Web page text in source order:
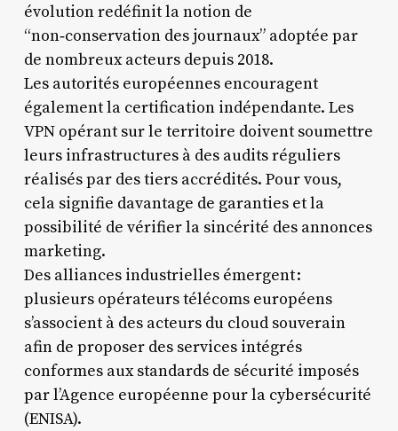
évolution redéfinit la notion de
“non‑conservation des journaux” adoptée par
de nombreux acteurs depuis 2018.
Les autorités européennes encouragent
également la certification indépendante. Les
VPN opérant sur le territoire doivent soumettre
leurs infrastructures à des audits réguliers
réalisés par des tiers accrédités. Pour vous,
cela signifie davantage de garanties et la
possibilité de vérifier la sincérité des annonces
marketing.
Des alliances industrielles émergent :
plusieurs opérateurs télécoms européens
s’associent à des acteurs du cloud souverain
afin de proposer des services intégrés
conformes aux standards de sécurité imposés
par l’Agence européenne pour la cybersécurité
(ENISA).